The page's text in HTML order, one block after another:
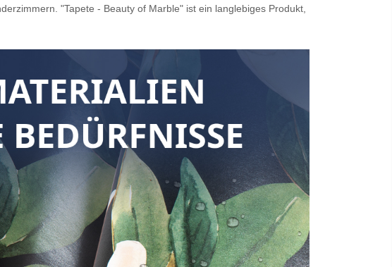
"Tapete - Beauty of Marble" ist ein langlebiges Produkt,